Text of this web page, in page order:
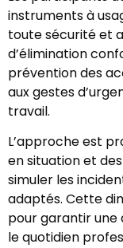
instruments à
toute sécurité et
d’élimination
prévention des
aux gestes
travail.
L’approche est
en situation et
simuler les
adaptés. Cette
pour garantir
le quotidien